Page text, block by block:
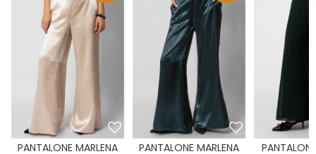
PANTALONE MARLENA PANTALONE MARLENA